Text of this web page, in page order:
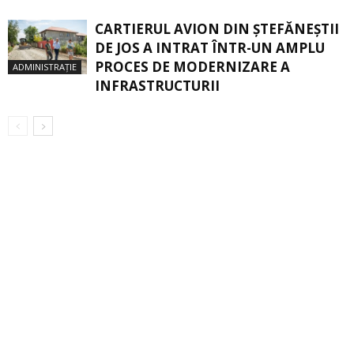
ADMINISTRAȚIE
CARTIERUL AVION DIN ŞTEFĂNEŞTII
DE JOS A INTRAT ÎNTR-UN AMPLU
PROCES DE MODERNIZARE A
INFRASTRUCTURII